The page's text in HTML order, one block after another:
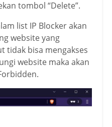
tombol “Delete”.
list IP Blocker akan
website yang
tidak bisa mengakses
website maka akan